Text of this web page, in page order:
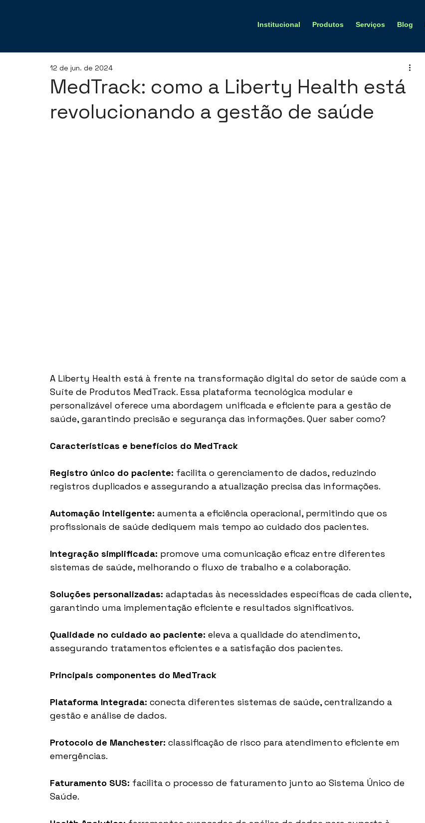
Institucional Produtos Serviços Blog
MedTrack: como a Liberty Health está
revolucionando a gestão de saúde
12 de jun. de 2024
A Liberty Health está à frente na transformação digital do setor de saúde com a
Suíte de Produtos MedTrack. Essa plataforma tecnológica modular e
personalizável oferece uma abordagem unificada e eficiente para a gestão de
saúde, garantindo precisão e segurança das informações. Quer saber como?
Características e benefícios do MedTrack
Registro único do paciente: facilita o gerenciamento de dados, reduzindo
registros duplicados e assegurando a atualização precisa das informações.
Automação inteligente: aumenta a eficiência operacional, permitindo que os
profissionais de saúde dediquem mais tempo ao cuidado dos pacientes.
Integração simplificada: promove uma comunicação eficaz entre diferentes
sistemas de saúde, melhorando o fluxo de trabalho e a colaboração.
Soluções personalizadas: adaptadas às necessidades específicas de cada cliente,
garantindo uma implementação eficiente e resultados significativos.
Qualidade no cuidado ao paciente: eleva a qualidade do atendimento,
assegurando tratamentos eficientes e a satisfação dos pacientes.
Principais componentes do MedTrack
Plataforma Integrada: conecta diferentes sistemas de saúde, centralizando a
gestão e análise de dados.
Protocolo de Manchester: classificação de risco para atendimento eficiente em
emergências.
Faturamento SUS: facilita o processo de faturamento junto ao Sistema Único de
Saúde.